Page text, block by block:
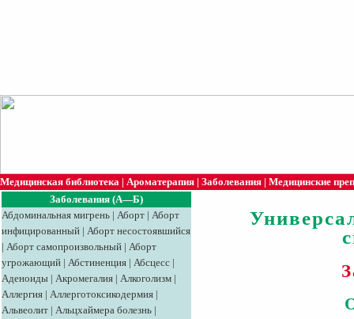
Медицинская библиотека | Ароматерапия | Заболевания | Медицинские
Заболевания (А—Б)
Абдоминальная мигрень | Аборт | Аборт
инфицированный | Аборт несостоявшийся
| Аборт самопроизвольный | Аборт
угрожающий | Абстиненция | Абсцесс |
Аденоиды | Акромегалия | Алкоголизм |
Аллергия | Аллерготоксикодермия |
Альвеолит | Альцхаймера болезнь |